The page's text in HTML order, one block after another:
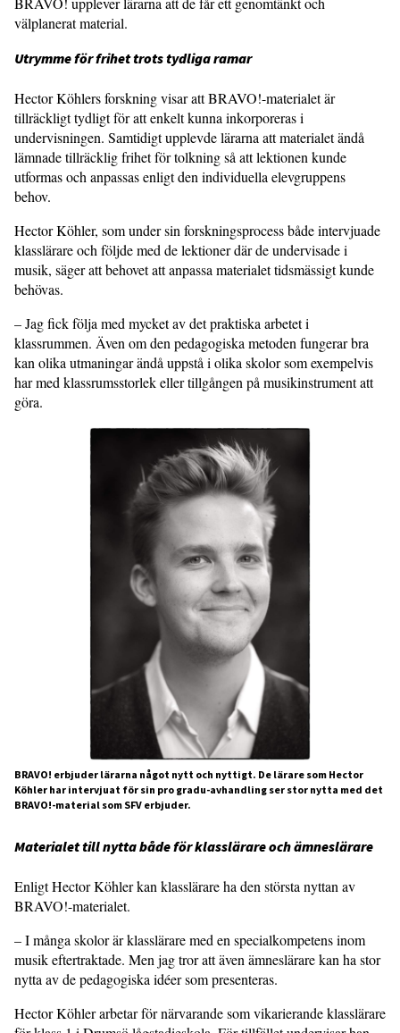
välplanerat material.
Utrymme för frihet trots tydliga ramar
Hector Köhlers forskning visar att BRAVO!-materialet är
tillräckligt tydligt för att enkelt kunna inkorporeras i
undervisningen. Samtidigt upplevde lärarna att materialet ändå
lämnade tillräcklig frihet för tolkning så att lektionen kunde
utformas och anpassas enligt den individuella elevgruppens
behov.
Hector Köhler, som under sin forskningsprocess både intervjuade
klasslärare och följde med de lektioner där de undervisade i
musik, säger att behovet att anpassa materialet tidsmässigt kunde
behövas.
– Jag fick följa med mycket av det praktiska arbetet i
klassrummen. Även om den pedagogiska metoden fungerar bra
kan olika utmaningar ändå uppstå i olika skolor som exempelvis
har med klassrumsstorlek eller tillgången på musikinstrument att
göra.
BRAVO! erbjuder lärarna något nytt och nyttigt. De lärare som Hector
Köhler har intervjuat för sin pro gradu-avhandling ser stor nytta med det
BRAVO!-material som SFV erbjuder.
Materialet till nytta både för klasslärare och ämneslärare
Enligt Hector Köhler kan klasslärare ha den största nyttan av
BRAVO!-materialet.
– I många skolor är klasslärare med en specialkompetens inom
musik eftertraktade. Men jag tror att även ämneslärare kan ha stor
nytta av de pedagogiska idéer som presenteras.
Hector Köhler arbetar för närvarande som vikarierande klasslärare